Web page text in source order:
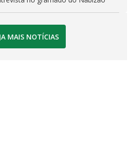
MAIS NOTÍCIAS